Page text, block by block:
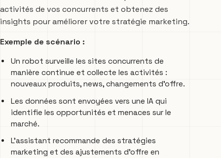
activités de vos concurrents et obtenez des
insights pour améliorer votre stratégie marketing.
Exemple de scénario :
Un robot surveille les sites concurrents de
manière continue et collecte les activités :
nouveaux produits, news, changements d’offre.
Les données sont envoyées vers une IA qui
identifie les opportunités et menaces sur le
marché.
L’assistant recommande des stratégies
marketing et des ajustements d’offre en